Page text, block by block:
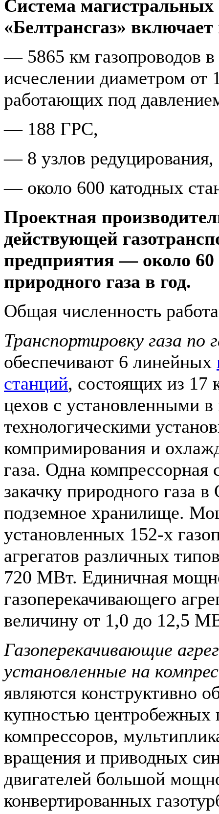
Система магистральных
«Белтрансгаз» включа­ет
— 5865 км газопроводов
исчеслении диамет­ром от
работающих под
— 188 ГРС,
— 8 узлов редуцирования,
— около 600 катодных
Проектная
действующей
предприятия — около 60
при­родного газа в год.
Общая численность
Транспортировку газа по
обеспечивают 6 ли­нейных
станций, состоящих из 17
цехов с установленными в
технологическими
компримирования и
газа. Одна компрессорная
закачку природного газа
подземное хранилище.
установленных 152-х
агре­гатов различных
720 МВт. Единичная
газоперекачивающего
величину от 1,0 до 12,5
Газоперекачивающие
установленные на
являются конструктивно
купностью центробежных
компрессоров,
вращения и приводных
двигателей большой
конвертированных